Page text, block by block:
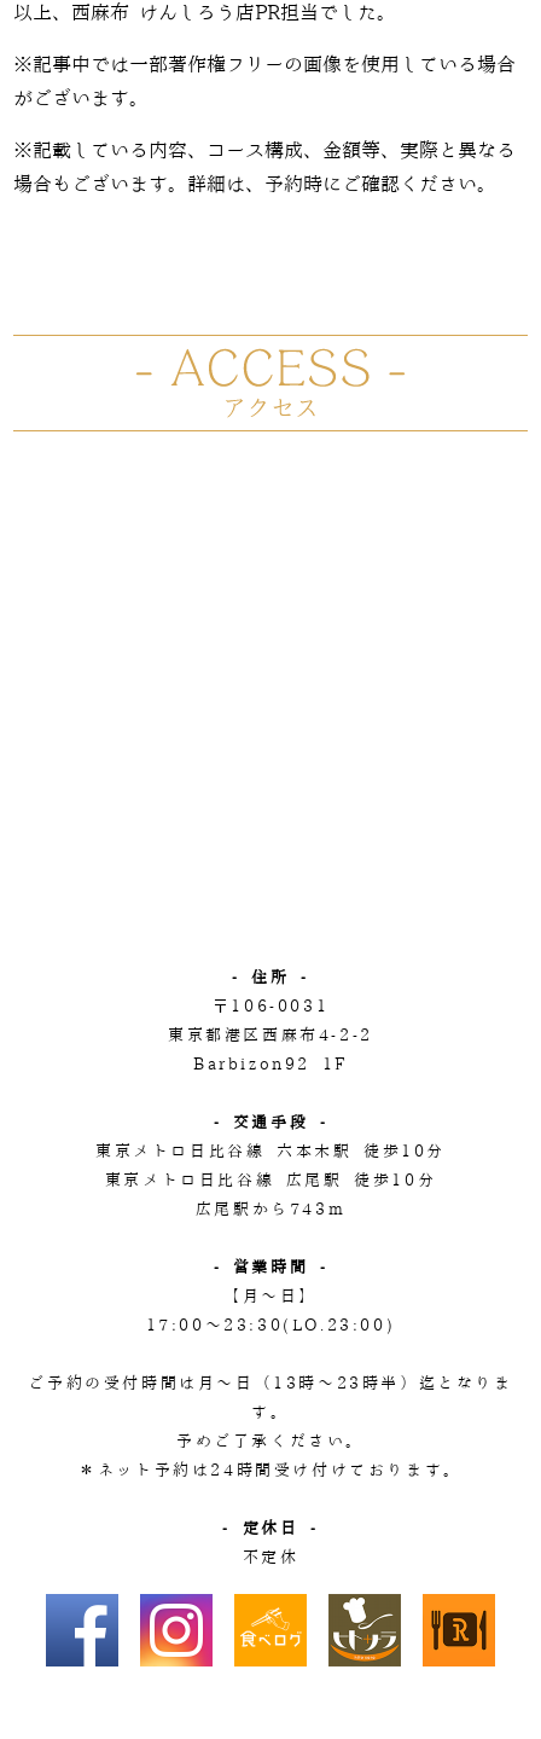
以上、西麻布 けんしろう店PR担当でした。
※記事中では一部著作権フリーの画像を使用している場合
がございます。
※記載している内容、コース構成、金額等、実際と異なる
場合もございます。詳細は、予約時にご確認ください。
- 住所 -
〒106-0031
東京都港区西麻布4-2-2
Barbizon92 1F
- 交通手段 -
東京メトロ日比谷線 六本木駅 徒歩10分
東京メトロ日比谷線 広尾駅 徒歩10分
広尾駅から743m
- 営業時間 -
【月～日】
17:00～23:30(LO.23:00)
ご予約の受付時間は月～日（13時～23時半）迄となりま
す。
予めご了承ください。
＊ネット予約は24時間受け付けております。
- 定休日 -
不定休